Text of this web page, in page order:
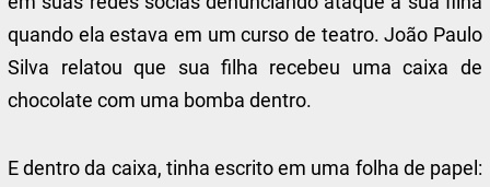
quando ela estava em um curso de teatro. João Paulo
Silva relatou que sua filha recebeu uma caixa de
chocolate com uma bomba dentro.
E dentro da caixa, tinha escrito em uma folha de papel: